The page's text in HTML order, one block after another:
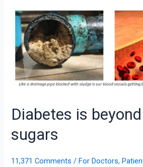
Diabetes is
sugars
11,371 Comments /For Doctors,
Diabetes
beyond
your
sugars